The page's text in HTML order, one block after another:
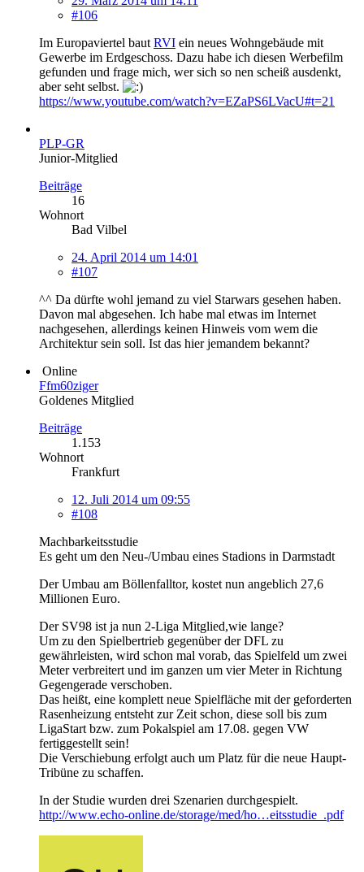
#106
Im Europaviertel baut RVI ein neues Wohngebäude mit
Gewerbe im Erdgeschoss. Dazu habe ich diesen Werbefilm
gefunden und frage mich, wer sich so nen scheiß ausdenkt,
aber seht selbst.
https://www.youtube.com/watch?v=EZaPS6LVacU#t=21
PLP-GR
Junior-Mitglied
Beiträge
16
Wohnort
Bad Vilbel
24. April 2014 um 14:01
#107
^^ Da dürfte wohl jemand zu viel Starwars gesehen haben.
Davon mal abgesehen. Ich habe mal etwas im Internet
nachgesehen, allerdings keinen Hinweis vom wem die
Architektur sein soll. Ist das hier jemandem bekannt?
Online
Ffm60ziger
Goldenes Mitglied
Beiträge
1.153
Wohnort
Frankfurt
12. Juli 2014 um 09:55
#108
Machbarkeitsstudie
Es geht um den Neu-/Umbau eines Stadions in Darmstadt
Der Umbau am Böllenfalltor, kostet nun angeblich 27,6
Millionen Euro.
Der SV98 ist ja nun 2-Liga Mitglied,wie lange?
Um zu den Spielbertrieb gegenüber der DFL zu
gewährleisten, wird schon mal vorab, das Spielfeld um zwei
Meter verbreitert und im ganzen um vier Meter in Richtung
Gegengerade verschoben.
Das heißt, eine komplett neue Spielfläche mit der geforderten
Rasenheizung entsteht zur Zeit schon, diese soll bis zum
LigaStart bzw. zum Pokalspiel am 17.08. gegen VW
fertiggestellt sein!
Die Verschiebung erfolgt auch um Platz für die neue Haupt-
Tribüne zu schaffen.
In der Studie wurden drei Szenarien durchgespielt.
http://www.echo-online.de/storage/med/ho…eitsstudie_.pdf